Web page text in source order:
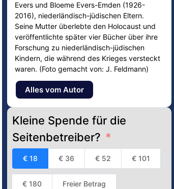
Evers und Bloeme Evers-Emden (1926-
2016), niederländisch-jüdischen Eltern.
Seine Mutter überlebte den Holocaust und
veröffentlichte später vier Bücher über ihre
Forschung zu niederländisch-jüdischen
Kindern, die während des Krieges versteckt
waren. (Foto gemacht von: J. Feldmann)
Alles vom Autor
Kleine Spende für die
Seitenbetreiber?
€ 18 € 36 € 52 € 101
€ 180 Freier Betrag